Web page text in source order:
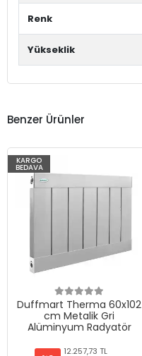
Renk
Yükseklik
Benzer Ürünler
KARGO
BEDAVA
Duffmart Therma 60x102
cm Metalik Gri
Alüminyum Radyatör
12.257,73 TL